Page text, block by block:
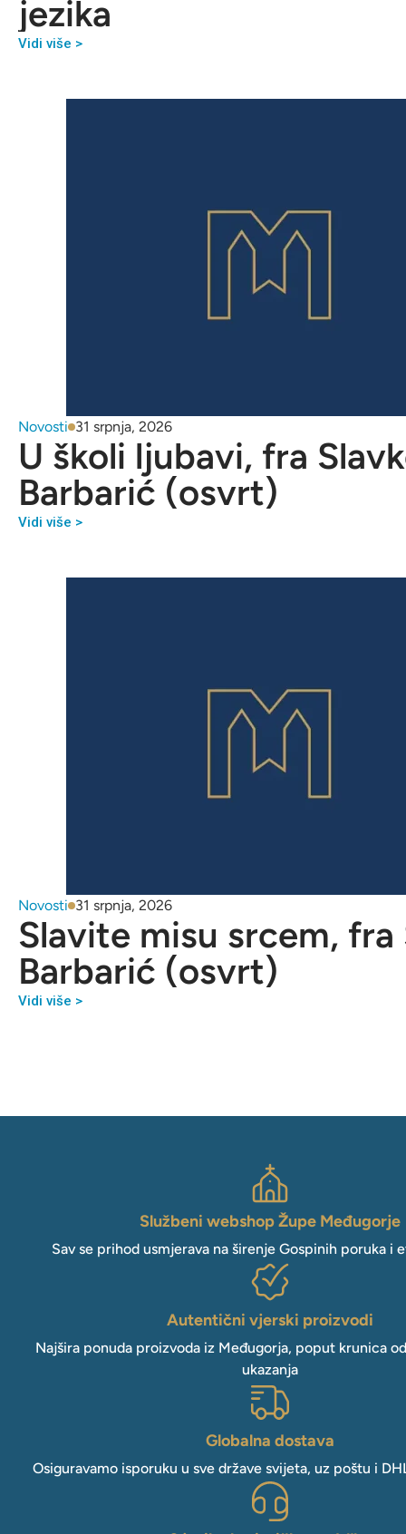
jezika
Vidi više >
Novosti 31 srpnja, 2026
U školi ljubavi, fra
Barbarić (osvrt)
Vidi više >
Novosti 31 srpnja, 2026
Slavite misu srcem, fra
Barbarić (osvrt)
Vidi više >
Službeni webshop Župe Međugorje
Sav se prihod usmjerava na širenje Gospinih poruka i
Autentični vjerski proizvodi
Najšira ponuda proizvoda iz Međugorja, poput krunica
ukazanja
Globalna dostava
Osiguravamo isporuku u sve države svijeta, uz poštu i